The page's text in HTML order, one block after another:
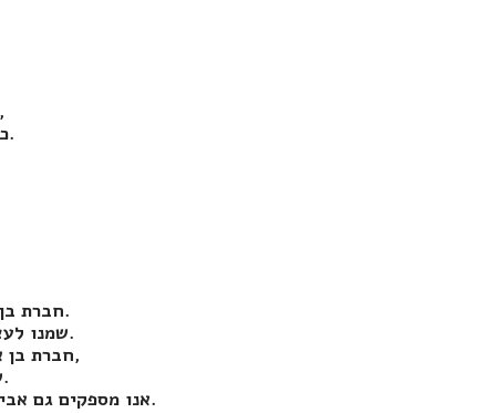
מדובר בטכנאי מקצועי, אשר
כולל אספקת חלפים, החלפת קפיצים, החלפה ותיקון של מנועים ועוד.
חברת בן אבי שערים חשמליים שמה דגש על שירות ואמינות על ידי טכנאים מנוסים.
שמנו לעצמנו למטרה לתת שירות אדיב ומהיר ורוב התיקונים נעשים עוד באותו היום.
חברת בן אבי שערים חשמליים היא חברה המספקת שירותי התקנה ותיקונים למחסומים,
שערי כנף, שערים נגררים, דלתות הרמה, עמודי חניה ותריסי גלילה.
אנו מספקים גם אביזרים נלווים, כגון: שלטים, פתיחות סלולריות, עיניות בטיחות, מקלטים ולוחות פיקוד.